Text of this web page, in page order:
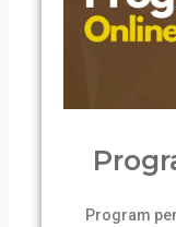
Program